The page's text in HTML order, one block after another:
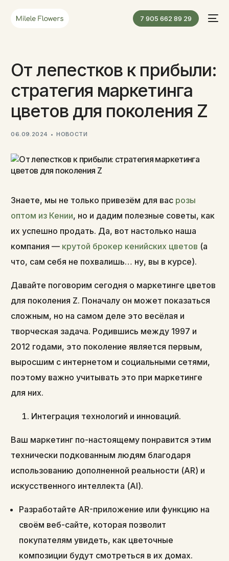
7 905 662 89 29
От лепестков к прибыли:
стратегия маркетинга
цветов для поколения Z
06.09.2024 НОВОСТИ
Знаете, мы не только привезём для вас розы
оптом из Кении, но и дадим полезные советы, как
их успешно продать. Да, вот настолько наша
компания — крутой брокер кенийских цветов (а
что, сам себя не похвалишь… ну, вы в курсе).
Давайте поговорим сегодня о маркетинге цветов
для поколения Z. Поначалу он может показаться
сложным, но на самом деле это весёлая и
творческая задача. Родившись между 1997 и
2012 годами, это поколение является первым,
выросшим с интернетом и социальными сетями,
поэтому важно учитывать это при маркетинге
для них.
Интеграция технологий и инноваций.
Ваш маркетинг по-настоящему понравится этим
технически подкованным людям благодаря
использованию дополненной реальности (AR) и
искусственного интеллекта (AI).
Разработайте AR-приложение или функцию на
своём веб-сайте, которая позволит
покупателям увидеть, как цветочные
композиции будут смотреться в их домах.